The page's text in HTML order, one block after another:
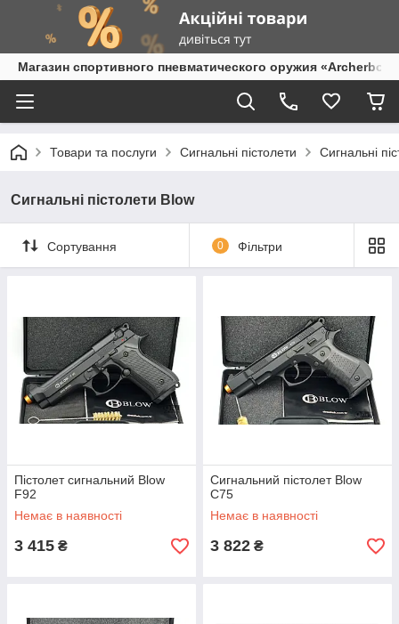
Магазин спортивного пневматического оружия
Товари та послуги Сигнальні пістолети Сигнальні
Сигнальні пістолети Blow
Сортування 0 Фільтри
Пістолет сигнальний Blow
F92
Немає в наявності
3 415 ₴
Сигнальний пістолет Blow
C75
Немає в наявності
3 822 ₴